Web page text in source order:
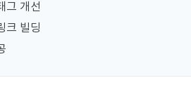
그 개선
크 빌딩